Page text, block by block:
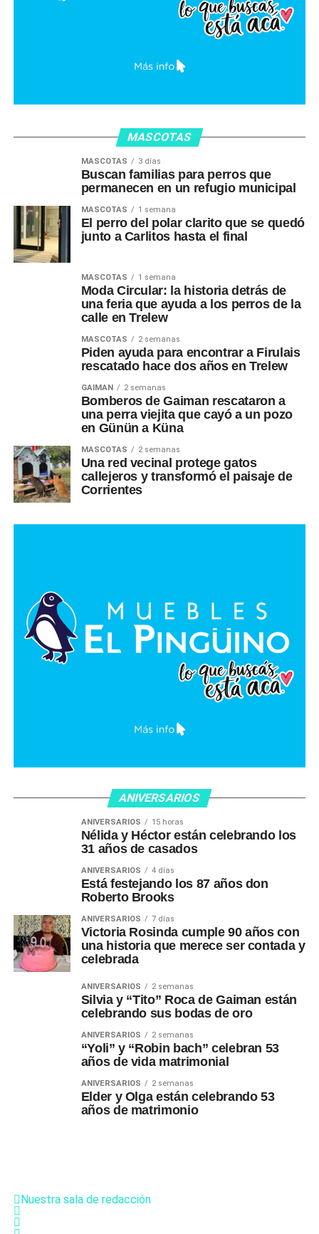
MASCOTAS
MASCOTAS 3 días
Buscan familias para perros que
permanecen en un refugio municipal
MASCOTAS 1 semana
El perro del polar clarito que se quedó
junto a Carlitos hasta el final
MASCOTAS 1 semana
Moda Circular: la historia detrás de
una feria que ayuda a los perros de la
calle en Trelew
MASCOTAS 2 semanas
Piden ayuda para encontrar a Firulais
rescatado hace dos años en Trelew
GAIMAN 2 semanas
Bomberos de Gaiman rescataron a
una perra viejita que cayó a un pozo
en Günün a Küna
MASCOTAS 2 semanas
Una red vecinal protege gatos
callejeros y transformó el paisaje de
Corrientes
ANIVERSARIOS
ANIVERSARIOS 15 horas
Nélida y Héctor están celebrando los
31 años de casados
ANIVERSARIOS 4 días
Está festejando los 87 años don
Roberto Brooks
ANIVERSARIOS 7 días
Victoria Rosinda cumple 90 años con
una historia que merece ser contada y
celebrada
ANIVERSARIOS 2 semanas
Silvia y “Tito” Roca de Gaiman están
celebrando sus bodas de oro
ANIVERSARIOS 2 semanas
“Yoli” y “Robin bach” celebran 53
años de vida matrimonial
ANIVERSARIOS 2 semanas
Elder y Olga están celebrando 53
años de matrimonio
Nuestra sala de redacción